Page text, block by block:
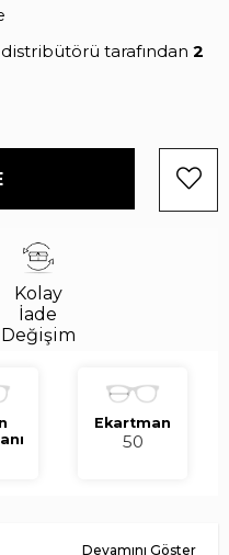
tarafından 2
Kolay
İade
Değişim
Ekartman
50